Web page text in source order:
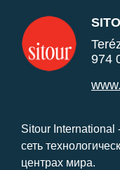
974
Sitour International
сеть
центрах мира.